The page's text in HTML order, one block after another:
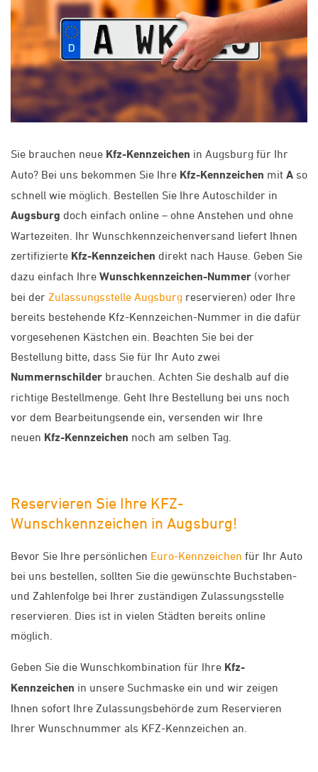
Sie brauchen neue Kfz-Kennzeichen in Augsburg für Ihr
Auto? Bei uns bekommen Sie Ihre Kfz-Kennzeichen mit A so
schnell wie möglich. Bestellen Sie Ihre Autoschilder in
Augsburg doch einfach online – ohne Anstehen und ohne
Wartezeiten. Ihr Wunschkennzeichenversand liefert Ihnen
zertifizierte Kfz-Kennzeichen direkt nach Hause. Geben Sie
dazu einfach Ihre Wunschkennzeichen-Nummer (vorher
bei der Zulassungsstelle Augsburg reservieren) oder Ihre
bereits bestehende Kfz-Kennzeichen-Nummer in die dafür
vorgesehenen Kästchen ein. Beachten Sie bei der
Bestellung bitte, dass Sie für Ihr Auto zwei
Nummernschilder brauchen. Achten Sie deshalb auf die
richtige Bestellmenge. Geht Ihre Bestellung bei uns noch
vor dem Bearbeitungsende ein, versenden wir Ihre
neuen Kfz-Kennzeichen noch am selben Tag.
Reservieren Sie Ihre KFZ-
Wunschkennzeichen in Augsburg!
Bevor Sie Ihre persönlichen Euro-Kennzeichen für Ihr Auto
bei uns bestellen, sollten Sie die gewünschte Buchstaben-
und Zahlenfolge bei Ihrer zuständigen Zulassungsstelle
reservieren. Dies ist in vielen Städten bereits online
möglich.
Geben Sie die Wunschkombination für Ihre Kfz-
Kennzeichen in unsere Suchmaske ein und wir zeigen
Ihnen sofort Ihre Zulassungsbehörde zum Reservieren
Ihrer Wunschnummer als KFZ-Kennzeichen an.